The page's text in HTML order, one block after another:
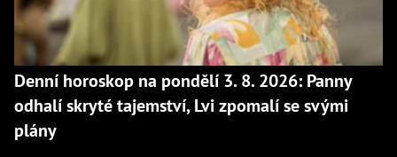
Denní horoskop na pondělí 3. 8. 2026: Panny
odhalí skryté tajemství, Lvi zpomalí se svými
plány